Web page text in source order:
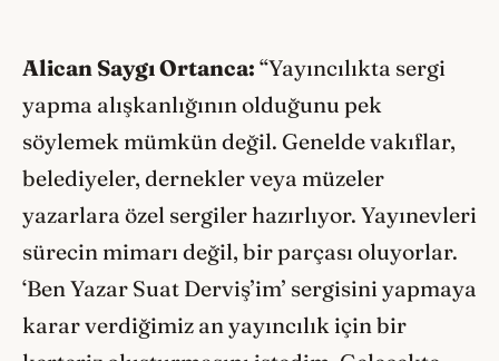
Alican Saygı Ortanca: “Yayıncılıkta sergi
yapma alışkanlığının olduğunu pek
söylemek mümkün değil. Genelde vakıflar,
belediyeler, dernekler veya müzeler
yazarlara özel sergiler hazırlıyor. Yayınevleri
sürecin mimarı değil, bir parçası oluyorlar.
‘Ben Yazar Suat Derviş’im’ sergisini yapmaya
karar verdiğimiz an yayıncılık için bir